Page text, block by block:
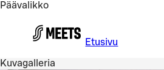
Päävalikko
Etusivu
Kuvagalleria